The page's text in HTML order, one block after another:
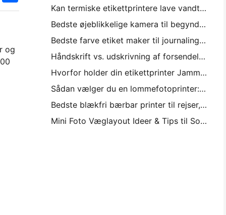
og
Kan termiske etikettprintere lave vandtætte etiketter til små virksomhedsprodukter?
Bedste øjeblikkelige kamera til begyndere, der ikke ønsker at spilde papir
Bedste farve etiket maker til journaling og scrapbooking: føj mere farve til hver side
Håndskrift vs. udskrivning af forsendelsesetiketter: Tips til små virksomheder i 2026
Hvorfor holder din etikettprinter Jamming?
Sådan vælger du en lommefotoprinter: En komplet guide til journaling, rejser og iPhone-brugere
Bedste blækfri bærbar printer til rejser, skole og mobil arbejde: Hanin MT620 Pro anmeldelse
Mini Foto Væglayout Ideer & Tips til Soveværelse og Sovesal Dekoration